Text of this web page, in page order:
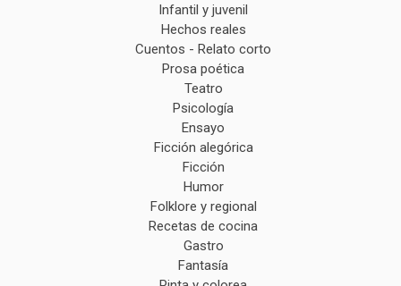
Infantil y juvenil
Hechos reales
Cuentos - Relato corto
Prosa poética
Teatro
Psicología
Ensayo
Ficción alegórica
Ficción
Humor
Folklore y regional
Recetas de cocina
Gastro
Fantasía